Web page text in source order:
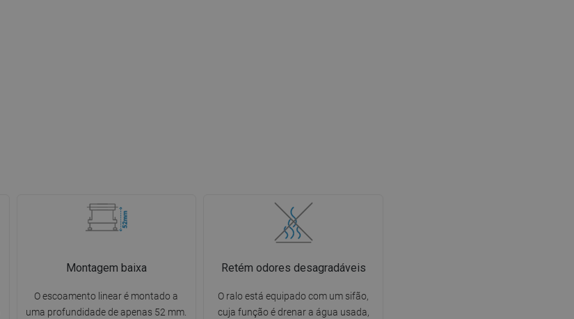
Montagem baixa
O escoamento linear é montado a
uma profundidade de apenas 52 mm.
Retém odores desagradáveis
O ralo está equipado com um sifão,
cuja função é drenar a água usada,